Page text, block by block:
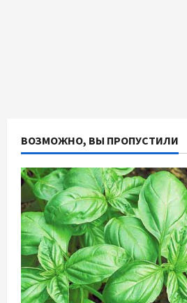
ВОЗМОЖНО, ВЫ ПРОПУСТИЛИ